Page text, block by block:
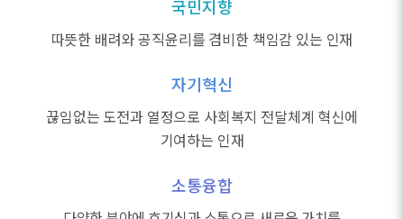
국민지향
따뜻한 배려와 공직윤리를 겸비한 책임감 있는 인재
자기혁신
끊임없는 도전과 열정으로 사회복지 전달체계 혁신에
기여하는 인재
소통융합